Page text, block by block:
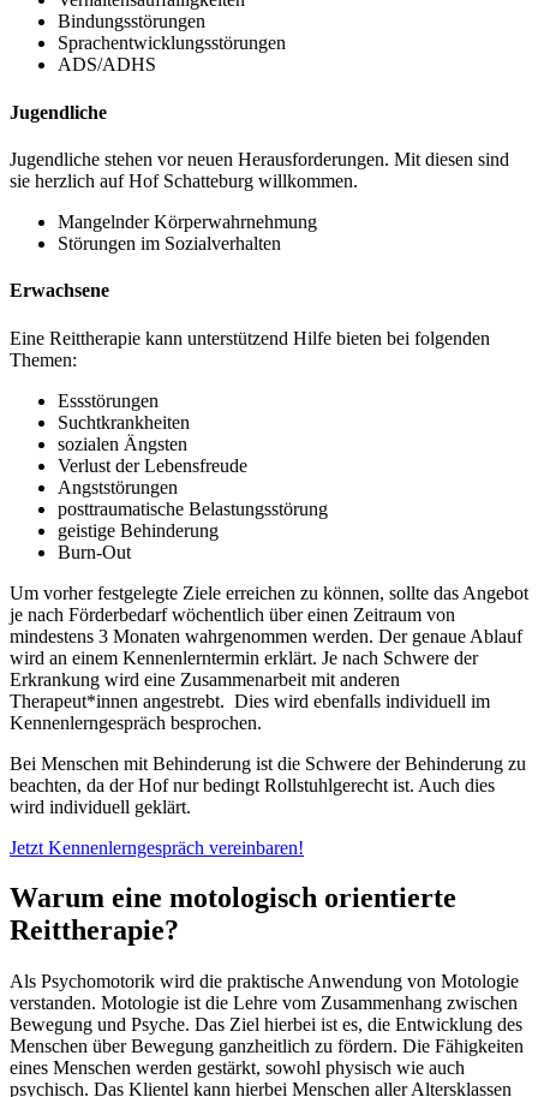
Bindungsstörungen
Sprachentwicklungsstörungen
ADS/ADHS
Jugendliche
Jugendliche stehen vor neuen Herausforderungen. Mit diesen sind
sie herzlich auf Hof Schatteburg willkommen.
Mangelnder Körperwahrnehmung
Störungen im Sozialverhalten
Erwachsene
Eine Reittherapie kann unterstützend Hilfe bieten bei folgenden
Themen:
Essstörungen
Suchtkrankheiten
sozialen Ängsten
Verlust der Lebensfreude
Angststörungen
posttraumatische Belastungsstörung
geistige Behinderung
Burn-Out
Um vorher festgelegte Ziele erreichen zu können, sollte das Angebot
je nach Förderbedarf wöchentlich über einen Zeitraum von
mindestens 3 Monaten wahrgenommen werden. Der genaue Ablauf
wird an einem Kennenlerntermin erklärt. Je nach Schwere der
Erkrankung wird eine Zusammenarbeit mit anderen
Therapeut*innen angestrebt. Dies wird ebenfalls individuell im
Kennenlerngespräch besprochen.
Bei Menschen mit Behinderung ist die Schwere der Behinderung zu
beachten, da der Hof nur bedingt Rollstuhlgerecht ist. Auch dies
wird individuell geklärt.
Jetzt Kennenlerngespräch vereinbaren!
Warum eine motologisch orientierte
Reittherapie?
Als Psychomotorik wird die praktische Anwendung von Motologie
verstanden. Motologie ist die Lehre vom Zusammenhang zwischen
Bewegung und Psyche. Das Ziel hierbei ist es, die Entwicklung des
Menschen über Bewegung ganzheitlich zu fördern. Die Fähigkeiten
eines Menschen werden gestärkt, sowohl physisch wie auch
psychisch. Das Klientel kann hierbei Menschen aller Altersklassen